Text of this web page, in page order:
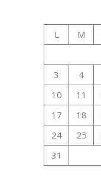
L M
3
4
10
11
17
18
24
25
31